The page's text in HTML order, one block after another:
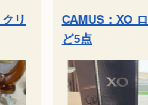
リ
CAMUS：XO
ど5点